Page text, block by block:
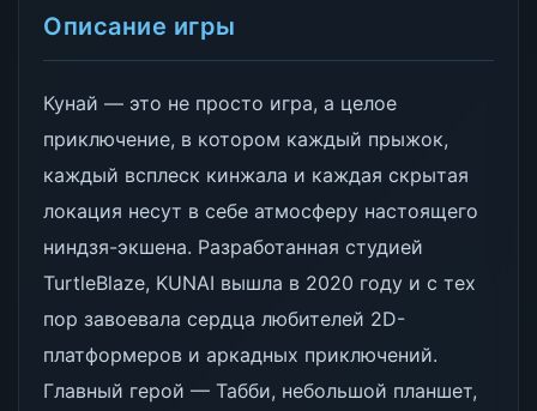
Описание игры
Кунай — это не просто игра, а целое
приключение, в котором каждый прыжок,
каждый всплеск кинжала и каждая скрытая
локация несут в себе атмосферу настоящего
ниндзя-экшена. Разработанная студией
TurtleBlaze, KUNAI вышла в 2020 году и с тех
пор завоевала сердца любителей 2D-
платформеров и аркадных приключений.
Главный герой — Табби, небольшой планшет,